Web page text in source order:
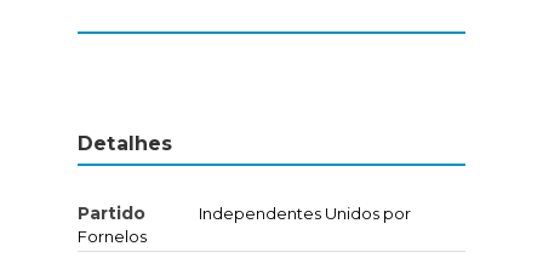
Detalhes
Partido
Independentes Unidos por
Fornelos